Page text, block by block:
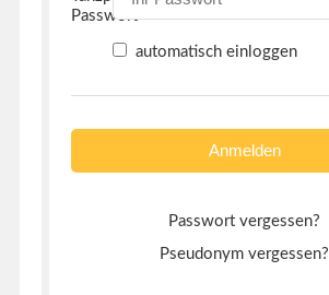
automatisch einloggen
Passwort vergessen?
Pseudonym vergessen?